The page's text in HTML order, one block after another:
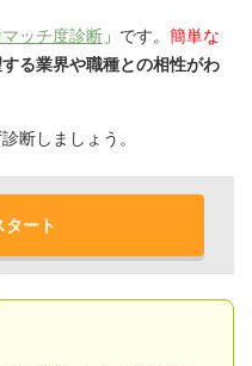
ッチ度診断 」です。 簡単な
る業界や職種との相性がわ
断しましょう。
タート